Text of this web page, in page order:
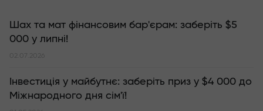
Шах та мат фінансовим бар'єрам: заберіть $5
000 у липні!
02.07.2026
Інвестиція у майбутнє: заберіть приз у $4 000 до
Міжнародного дня сім'ї!